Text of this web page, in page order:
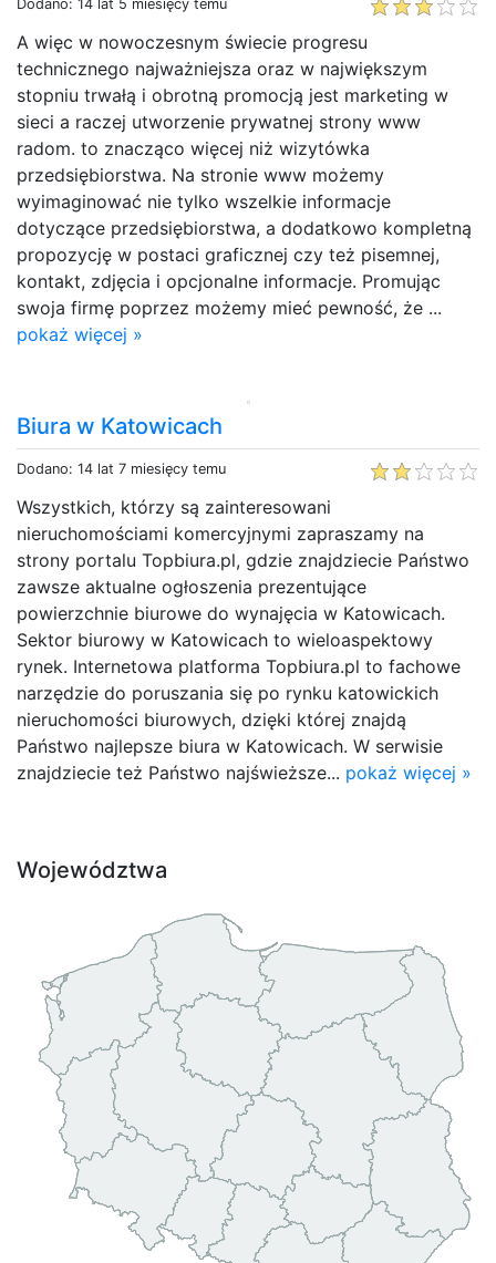
Dodano: 14 lat 5 miesięcy temu
A więc w nowoczesnym świecie progresu
technicznego najważniejsza oraz w największym
stopniu trwałą i obrotną promocją jest marketing w
sieci a raczej utworzenie prywatnej strony www
radom. to znacząco więcej niż wizytówka
przedsiębiorstwa. Na stronie www możemy
wyimaginować nie tylko wszelkie informacje
dotyczące przedsiębiorstwa, a dodatkowo kompletną
propozycję w postaci graficznej czy też pisemnej,
kontakt, zdjęcia i opcjonalne informacje. Promując
swoja firmę poprzez możemy mieć pewność, że ...
pokaż więcej »
Biura w Katowicach
Dodano: 14 lat 7 miesięcy temu
Wszystkich, którzy są zainteresowani
nieruchomościami komercyjnymi zapraszamy na
strony portalu Topbiura.pl, gdzie znajdziecie Państwo
zawsze aktualne ogłoszenia prezentujące
powierzchnie biurowe do wynajęcia w Katowicach.
Sektor biurowy w Katowicach to wieloaspektowy
rynek. Internetowa platforma Topbiura.pl to fachowe
narzędzie do poruszania się po rynku katowickich
nieruchomości biurowych, dzięki której znajdą
Państwo najlepsze biura w Katowicach. W serwisie
znajdziecie też Państwo najświeższe... pokaż więcej »
Województwa